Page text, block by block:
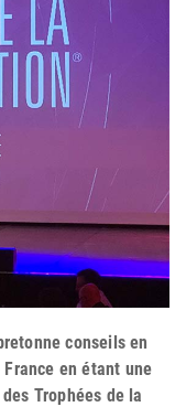
conseils en
en étant une
Trophées de la